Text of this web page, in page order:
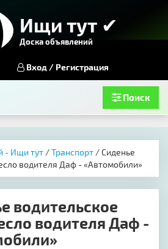
Ищи тут ✔
Доска объявлений
Вход / Регистрация
Поиск
- Ищи тут /Транспорт / Сиденье
водителя Даф - «Автомобили»
водительское
водителя Даф -